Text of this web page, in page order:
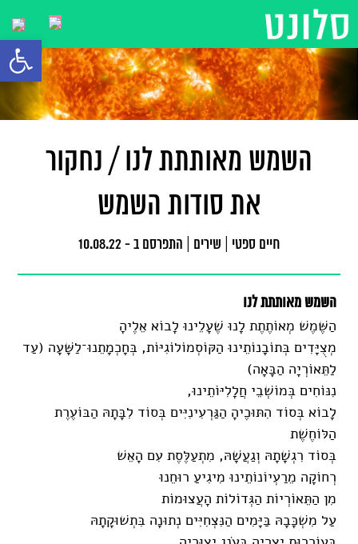
פתח
השמש מאותתת לנו / נחקור
את סודות השמש
חיים ספטי שירים התפרסם ב - 10.08.22
השמש מאותתת לנו
הַשֶּׁמֶשׁ מְאוֹתֶתֶת לָנוּ שֶׁעָלֵינוּ לָבוֹא אֵלֶיהָ
מְצֻיָּדִים בְּתוֹבָנוֹתֵינוּ הַקּוֹסְמוֹלוֹגִיּוֹת, בְּחָכְמָתֵנוּ־לַשָּׁעָה (עַד
לַתֵּאוֹרְיָה הַבָּאָה)
נִנּוֹחִים בְּמוֹשְׁבֵי חֲלָלִיּוֹתֵינוּ,
לָבוֹא בְּסוֹד הִתּוּכֶיהָ הַגַּרְעִינִיִּים בְּסוֹד לִבָּתָהּ הַבּוֹעֶרֶת
הַלּוֹחֶשֶׁת
בְּסוֹד רִגְשָׁתָהּ וְגַעֲשָׁהּ, מִתְעַלֶּסֶת עִם הָאֵשׁ
רְחוֹקָה מֵרַעְיוֹנוֹתֵינוּ מִיגִיעַ רוּחֵנוּ
מִן הַתֵּאוֹרְיוֹת הַגְּדוֹלוֹת הָעֲצוּמוֹת
עַל מִשְׁכָּבָהּ בַּיָּמִים הַנִּצְחִיִּים נְתוּנָה בִּתְשׁוּקָתָהּ